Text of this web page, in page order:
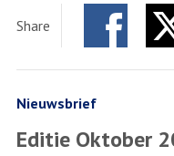
Share
Nieuwsbrief
Editie Oktober